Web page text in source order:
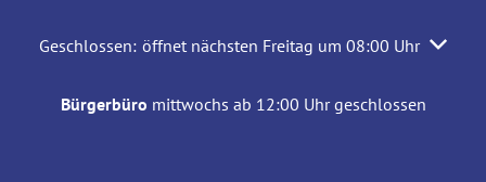
Klicken, um weitere Öffnungs- oder Schließzeiten
Geschlossen: öffnet nächsten Freitag um 08:00 Uhr
Bürgerbüro mittwochs ab 12:00 Uhr geschlossen